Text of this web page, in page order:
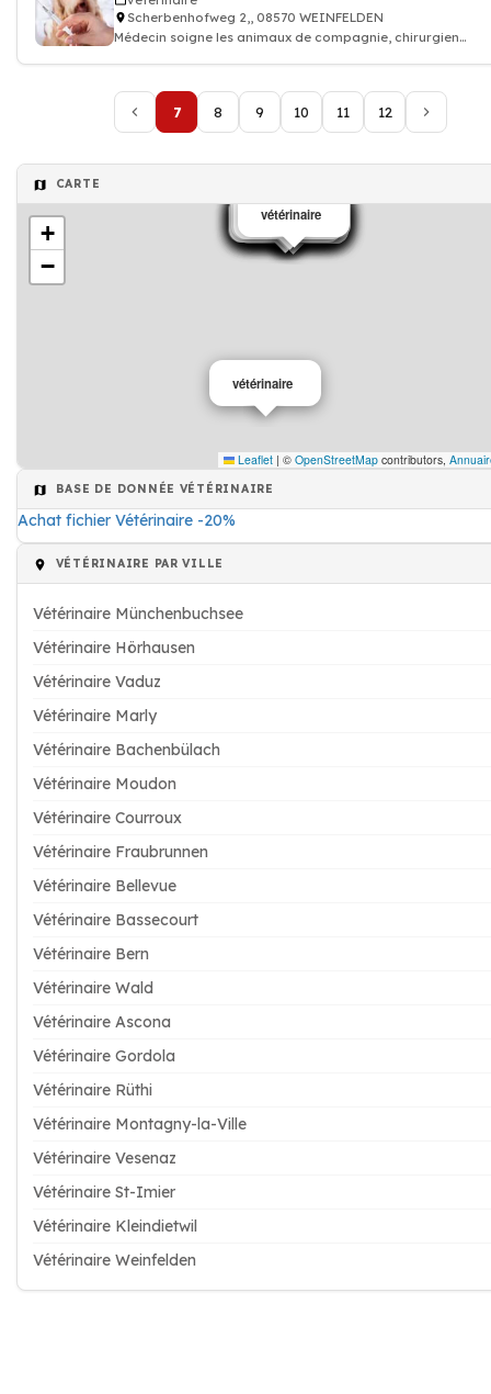
Scherbenhofweg 2,, 08570 WEINFELDEN
Médecin soigne les animaux de compagnie, chirurgien
7 8 9 10 11 12
CARTE
vétérinaire
vétérinaire
vétérinaire
vétérinaire
vétérinaire
vétérinaire
vétérinaire
vétérinaire
vétérinaire
vétérinaire
vétérinaire
vétérinaire
vétérinaire
vétérinaire
vétérinaire
vétérinaire
vétérinaire
vétérinaire
vétérinaire
vétérinaire
+
−
Leaflet | © OpenStreetMap contributors,
BASE DE DONNÉE VÉTÉRINAIRE
Achat fichier Vétérinaire -20%
VÉTÉRINAIRE PAR VILLE
Vétérinaire Münchenbuchsee
Vétérinaire Hörhausen
Vétérinaire Vaduz
Vétérinaire Marly
Vétérinaire Bachenbülach
Vétérinaire Moudon
Vétérinaire Courroux
Vétérinaire Fraubrunnen
Vétérinaire Bellevue
Vétérinaire Bassecourt
Vétérinaire Bern
Vétérinaire Wald
Vétérinaire Ascona
Vétérinaire Gordola
Vétérinaire Rüthi
Vétérinaire Montagny-la-Ville
Vétérinaire Vesenaz
Vétérinaire St-Imier
Vétérinaire Kleindietwil
Vétérinaire Weinfelden